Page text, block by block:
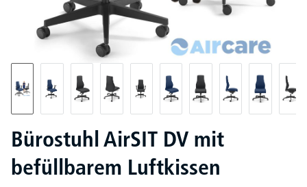
Bürostuhl AirSIT DV mit
befüllbarem Luftkissen